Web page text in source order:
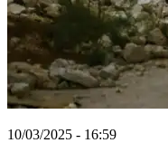
10/03/2025 - 16:59